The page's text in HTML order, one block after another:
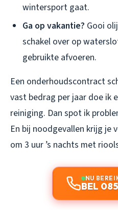
wintersport gaat.
Ga op vakantie? Gooi
schakel over op
gebruikte afvoeren.
Een onderhoudscontract
vast bedrag per jaar doe ik
reiniging. Dan spot ik
En bij noodgevallen krijg je
om 3 uur ’s nachts met
NU
BEL